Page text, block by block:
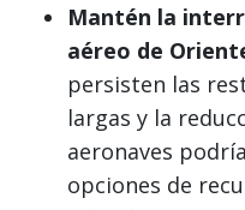
Mantén la
aéreo de
persisten las
largas y la
aeronaves
opciones de